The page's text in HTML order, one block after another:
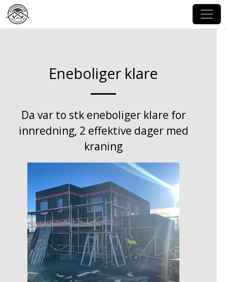
Eneboliger klare
Da var to stk eneboliger klare for
innredning, 2 effektive dager med
kraning